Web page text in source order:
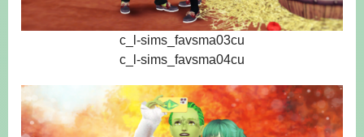
c_l-sims_favsma03cu
c_l-sims_favsma04cu